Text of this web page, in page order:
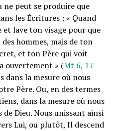
ne peut se produire que
les Écritures : « Quand
lave ton visage pour que
hommes, mais de ton
et ton Père qui voit
ouvertement » (Mt 6, 17-
dans la mesure où nous
Père. Ou, en des termes
dans la mesure où nous
Dieu. Nous unissant ainsi
Lui, ou plutôt, Il descend